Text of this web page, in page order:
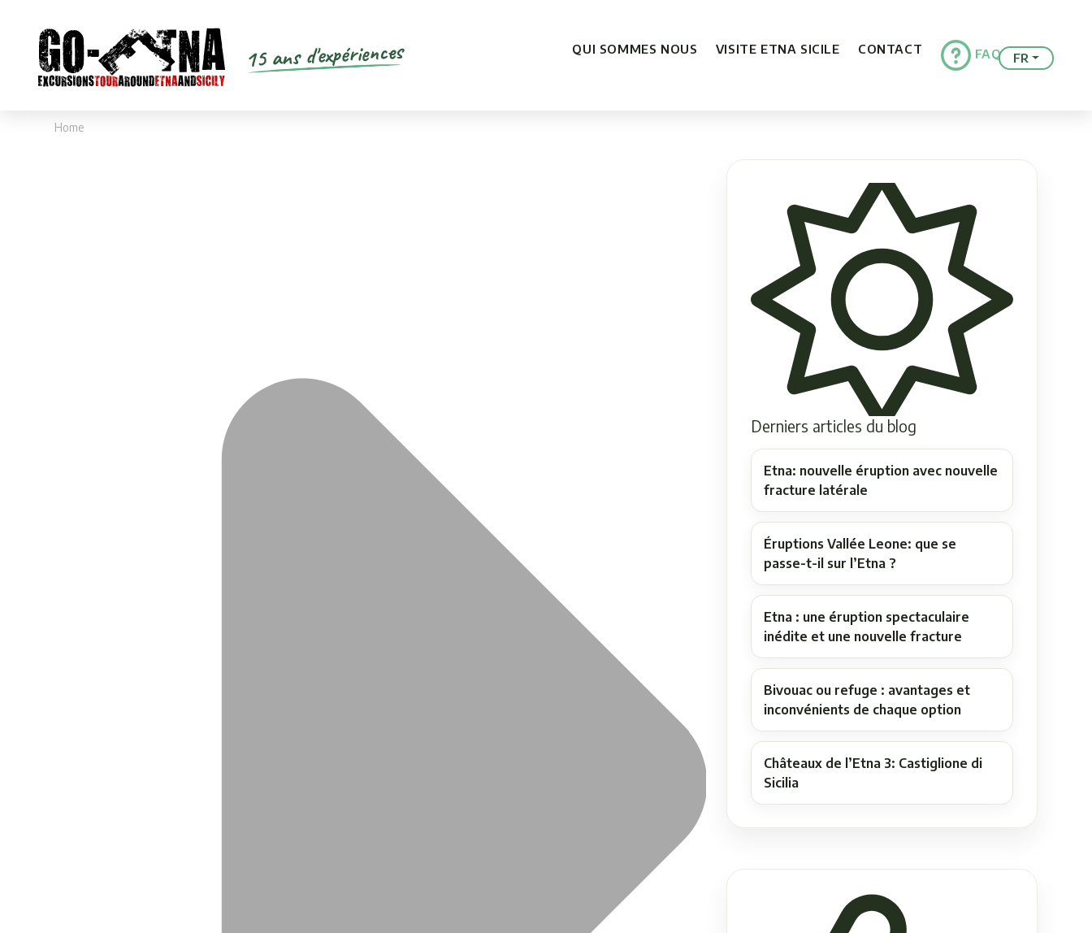
15 ans d'expériences QUI SOMMES NOUS VISITE ETNA SICILE CONTACT FAQ FR
Home
Derniers articles du blog
Etna: nouvelle éruption avec nouvelle
fracture latérale
Éruptions Vallée Leone: que se
passe-t-il sur l’Etna ?
Etna : une éruption spectaculaire
inédite et une nouvelle fracture
Bivouac ou refuge : avantages et
inconvénients de chaque option
Châteaux de l’Etna 3: Castiglione di
Sicilia